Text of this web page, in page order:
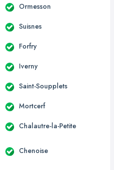
Ormesson
Suisnes
Forfry
Iverny
Saint-Soupplets
Mortcerf
Chalautre-la-Petite
Chenoise